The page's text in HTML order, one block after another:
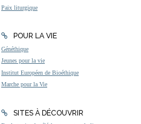
Paix liturgique
POUR LA VIE
Généthique
Jeunes pour la vie
Institut Européen de Bioéthique
Marche pour la Vie
SITES À DÉCOUVRIR